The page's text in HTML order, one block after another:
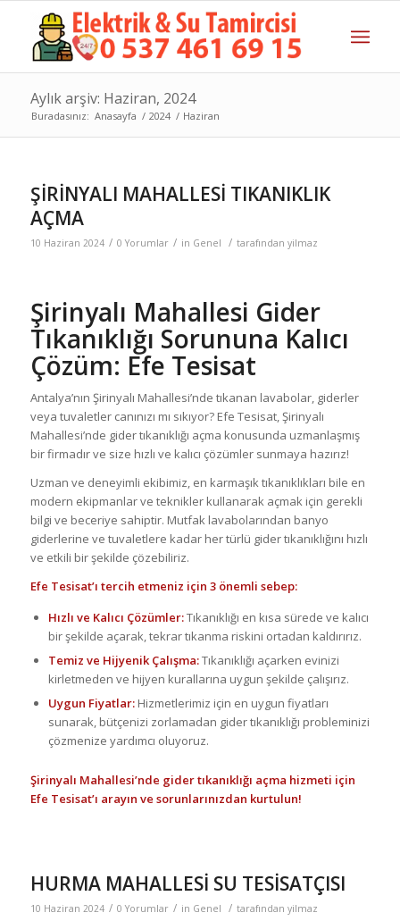
Aylık arşiv: Haziran, 2024
Buradasınız: Anasayfa / 2024 / Haziran
ŞİRİNYALI MAHALLESİ TIKANIKLIK
AÇMA
10 Haziran 2024 / 0 Yorumlar / in Genel / tarafından yilmaz
Şirinyalı Mahallesi Gider
Tıkanıklığı Sorununa Kalıcı
Çözüm: Efe Tesisat
Antalya’nın Şirinyalı Mahallesi’nde tıkanan lavabolar, giderler
veya tuvaletler canınızı mı sıkıyor? Efe Tesisat, Şirinyalı
Mahallesi’nde gider tıkanıklığı açma konusunda uzmanlaşmış
bir firmadır ve size hızlı ve kalıcı çözümler sunmaya hazırız!
Uzman ve deneyimli ekibimiz, en karmaşık tıkanıklıkları bile en
modern ekipmanlar ve teknikler kullanarak açmak için gerekli
bilgi ve beceriye sahiptir. Mutfak lavabolarından banyo
giderlerine ve tuvaletlere kadar her türlü gider tıkanıklığını hızlı
ve etkili bir şekilde çözebiliriz.
Efe Tesisat’ı tercih etmeniz için 3 önemli sebep:
Hızlı ve Kalıcı Çözümler:Tıkanıklığı en kısa sürede ve kalıcı
bir şekilde açarak, tekrar tıkanma riskini ortadan kaldırırız.
Temiz ve Hijyenik Çalışma:Tıkanıklığı açarken evinizi
kirletmeden ve hijyen kurallarına uygun şekilde çalışırız.
Uygun Fiyatlar:Hizmetlerimiz için en uygun fiyatları
sunarak, bütçenizi zorlamadan gider tıkanıklığı probleminizi
çözmenize yardımcı oluyoruz.
Şirinyalı Mahallesi’nde gider tıkanıklığı açma hizmeti için
Efe Tesisat’ı arayın ve sorunlarınızdan kurtulun!
HURMA MAHALLESİ SU TESİSATÇISI
10 Haziran 2024 / 0 Yorumlar / in Genel / tarafından yilmaz